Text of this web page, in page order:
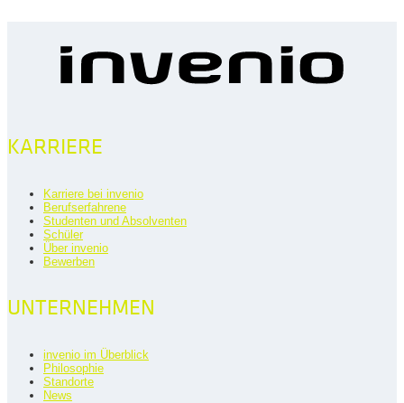
KARRIERE
Karriere bei invenio
Berufserfahrene
Studenten und Absolventen
Schüler
Über invenio
Bewerben
UNTERNEHMEN
invenio im Überblick
Philosophie
Standorte
News